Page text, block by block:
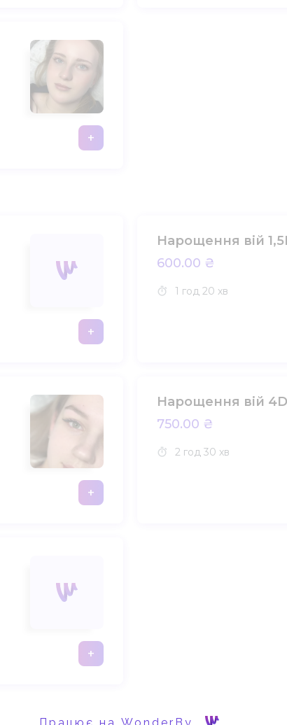
+
+
Нарощення вій
600.00 ₴
1 год 20 хв
+
Нарощення вій
750.00 ₴
2 год 30 хв
+